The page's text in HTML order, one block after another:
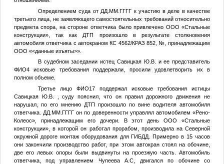
Определением суда от ДД.ММ.ГГГГ к участию в деле в качестве
третьего лица, не заявляющего самостоятельных требований относительно
предмета спора, на стороне ответчика было привлечено ООО «Стальные
конструкции», так как ДТП произошло в результате столкновения
автомобиля ответчика с автокраном КС 4562/КРАЗ 852, № , принадлежащим
ООО «<данные изъяты>».
В судебном заседании истец Савицкая Ю.В. и ее представитель
ФИО4исковые требования поддержали, просили удовлетворить их в
полном объеме.
Третье лицо ФИО17 поддержал исковые требования истицы
Савицкая Ю.В.
, суду пояснил, что он правил дорожного движения не
нарушал, по его мнению ДТП произошло по вине водителя автомобиля
ответчика. ДД.ММ.ГГГГ он по доверенности управлял автомобилем «Рено-
Колеос», принадлежащим его дочери. В этот день ООО «Стальные
конструкции», в которой он работал прорабом, производила на Северной
окружной дороге монтаж оборудования для ГИБДД. Примерно в 15 часов
они закончили производство работ, при этом автокран стоял на обочине,
две его левых опоры были выдвинуты на проезжую часть. Автомобиль
ответчика, под управлением Чупеева А.С , двигался по обочине со